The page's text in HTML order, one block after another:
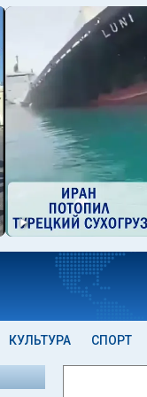
КУЛЬТУРА СПОРТ